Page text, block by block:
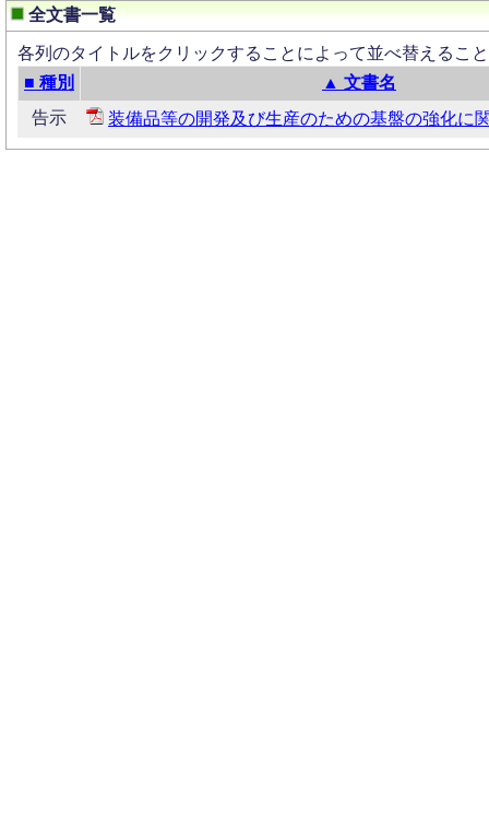
全文書一覧
各列のタイトルをクリックすることによって並べ替えるこ
■ 種別
▲ 文書名
告示
装備品等の開発及び生産のための基盤の強化に